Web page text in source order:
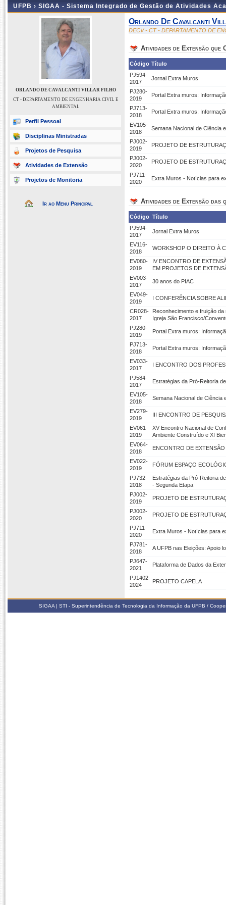
UFPB › SIGAA - Sistema Integrado de Gestão de Atividades
ORLANDO DE CAVALCANTI VILLAR FILHO
CT - DEPARTAMENTO DE ENGENHARIA CIVIL E
AMBIENTAL
Perfil Pessoal
Disciplinas Ministradas
Projetos de Pesquisa
Atividades de Extensão
Projetos de Monitoria
Ir ao Menu Principal
Orlando De Cavalcanti
DECV - CT - DEPARTAMENTO DE
Atividades de Extensão que
Código Título
PJ594-
2017
Jornal Extra Muros
PJ280-
2019
Portal Extra muros:
PJ713-
2018
Portal Extra muros:
EV105-
2018
Semana Nacional de Ciência
PJ002-
2019
PROJETO DE
PJ002-
2020
PROJETO DE
PJ711-
2020
Extra Muros - Notícias para
Atividades de Extensão das
Código Título
PJ594-
2017
Jornal Extra Muros
EV116-
2018
WORKSHOP O DIREITO À
EV080-
2019
IV ENCONTRO DE
EM PROJETOS DE
EV003-
2017
30 anos do PIAC
EV049-
2019
I CONFERÊNCIA SOBRE
CR028-
2017
Reconhecimento e fruição
Igreja São Francisco/
PJ280-
2019
Portal Extra muros:
PJ713-
2018
Portal Extra muros:
EV033-
2017
I ENCONTRO DOS
PJ584-
2017
Estratégias da Pró-Reitoria
EV105-
2018
Semana Nacional de Ciência
EV279-
2019
III ENCONTRO DE
EV061-
2019
XV Encontro Nacional de
Ambiente Construído e XI
EV064-
2018
ENCONTRO DE
EV022-
2019
FÓRUM ESPAÇO
PJ732-
2018
Estratégias da Pró-Reitoria
- Segunda Etapa
PJ002-
2019
PROJETO DE
PJ002-
2020
PROJETO DE
PJ711-
2020
Extra Muros - Notícias para
PJ781-
2018
A UFPB nas Eleições: Apoio
PJ647-
2021
Plataforma de Dados da
PJ1402-
2024
PROJETO CAPELA
SIGAA | STI - Superintendência de Tecnologia da Informação da UFPB /